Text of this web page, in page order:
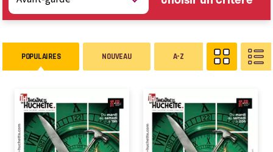
POPULAIRES NOUVEAU A-Z